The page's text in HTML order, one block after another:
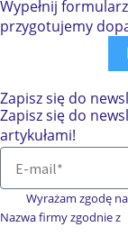
Wypełnij
przygotujemy
Zapisz się do
Zapisz się do
artykułami!
Wyrażam zgodę
Nazwa firmy zgodnie z